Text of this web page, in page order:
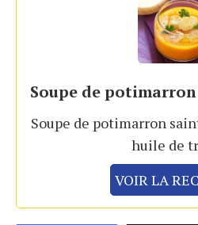
Soupe de
Soupe de potimarron
huile de
VOIR LA